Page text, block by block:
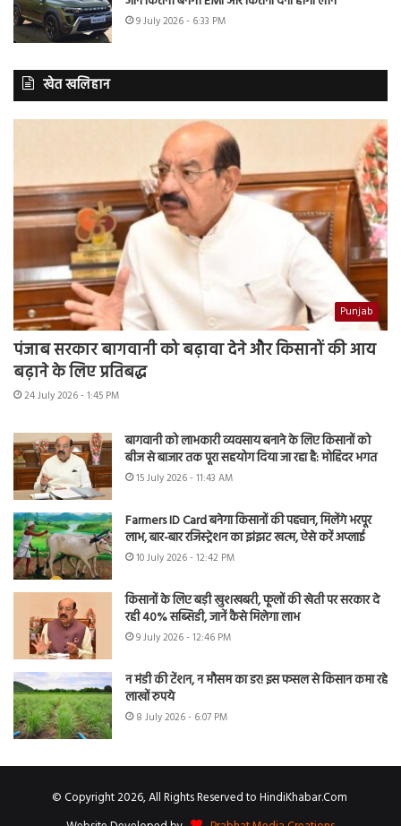
9 July 2026 - 6:33 PM
खेत खलिहान
Punjab
पंजाब सरकार बागवानी को बढ़ावा देने और किसानों की आय
बढ़ाने के लिए प्रतिबद्ध
24 July 2026 - 1:45 PM
बागवानी को लाभकारी व्यवसाय बनाने के लिए किसानों को
बीज से बाजार तक पूरा सहयोग दिया जा रहा है: मोहिंदर भगत
15 July 2026 - 11:43 AM
Farmers ID Card बनेगा किसानों की पहचान, मिलेंगे भरपूर
लाभ, बार-बार रजिस्ट्रेशन का झंझट खत्म, ऐसे करें अप्लाई
10 July 2026 - 12:42 PM
किसानों के लिए बड़ी खुशखबरी, फूलों की खेती पर सरकार दे
रही 40% सब्सिडी, जानें कैसे मिलेगा लाभ
9 July 2026 - 12:46 PM
न मंडी की टेंशन, न मौसम का डर! इस फसल से किसान कमा रहे
लाखों रुपये
8 July 2026 - 6:07 PM
© Copyright 2026, All Rights Reserved to HindiKhabar.Com